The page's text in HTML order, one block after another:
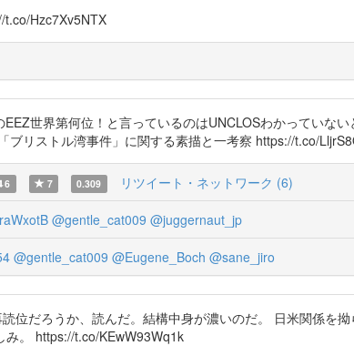
t.co/Hzc7Xv5NTX
世界第何位！と言っているのはUNCLOSわかっていな
ブリストル湾事件」に関する素描と一考察 https://t.co/
6 7 0.309 リツイート・ネットワーク (6)
@gentle_cat009 @juggernaut_jp
@gentle_cat009 @Eugene_Boch @sane_jiro
位だろうか、読んだ。結構中身が濃いのだ。 日米関係を
。 https://t.co/KEwW93Wq1k